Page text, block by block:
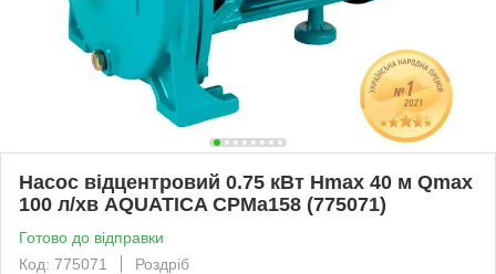
Насос відцентровий 0.75 кВт Hmax 40 м Qmax
100 л/хв AQUATICA CPMa158 (775071)
Готово до відправки
Код: 775071
Роздріб